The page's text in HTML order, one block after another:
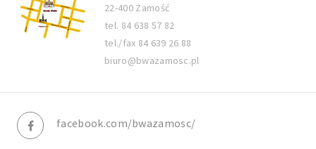
22-400 Zamość
tel. 84 638 57 82
tel./fax 84 639 26 88
biuro@bwazamosc.pl
facebook.com/bwazamosc/